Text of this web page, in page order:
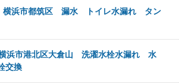
横浜市都筑区 漏水 トイレ水漏れ タン
浜市港北区大倉山 洗濯水栓水漏れ 水
交換